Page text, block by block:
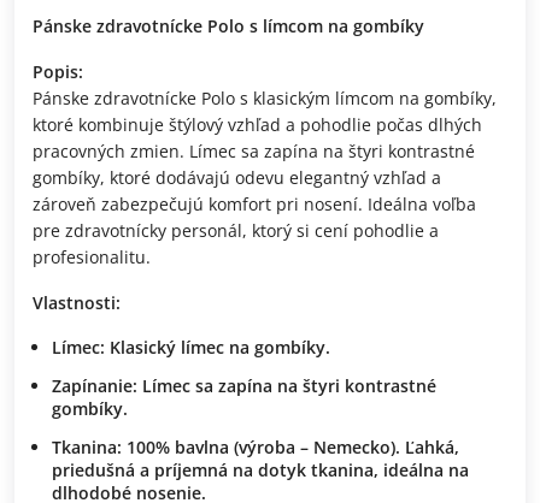
Pánske zdravotnícke Polo s límcom na gombíky
Popis:
Pánske zdravotnícke Polo s klasickým límcom na gombíky,
ktoré kombinuje štýlový vzhľad a pohodlie počas dlhých
pracovných zmien. Límec sa zapína na štyri kontrastné
gombíky, ktoré dodávajú odevu elegantný vzhľad a
zároveň zabezpečujú komfort pri nosení. Ideálna voľba
pre zdravotnícky personál, ktorý si cení pohodlie a
profesionalitu.
Vlastnosti:
Límec: Klasický límec na gombíky.
Zapínanie: Límec sa zapína na štyri kontrastné
gombíky.
Tkanina: 100% bavlna (výroba – Nemecko). Ľahká,
priedušná a príjemná na dotyk tkanina, ideálna na
dlhodobé nosenie.